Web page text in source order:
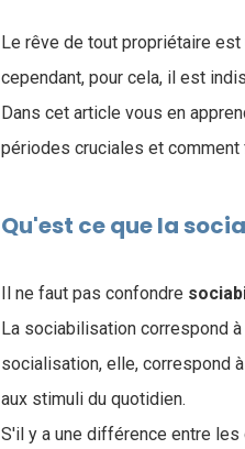
Le rêve de tout propriétaire
cependant, pour cela, il est
Dans cet article vous en
périodes cruciales et
Qu'est ce que la
Il ne faut pas confondre
La sociabilisation correspond
socialisation, elle, correspond
aux stimuli du quotidien.
S'il y a une différence entre